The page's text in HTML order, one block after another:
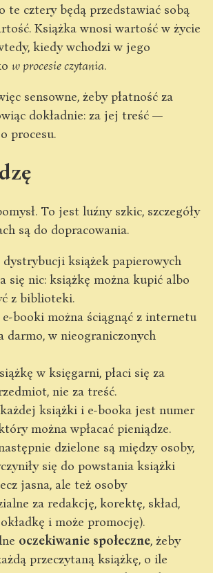
te cztery będą przedstawiać sobą
Książka wnosi wartość w życie
kiedy wchodzi w jego
w procesie czytania.
sensowne, żeby płatność za
dokładnie: za jej treść —
procesu.
To jest luźny szkic, szczegóły
są do dopracowania.
książek papierowych
się nic: książkę można kupić albo
z biblioteki.
booki można ściągnąć z internetu
darmo, w nieograniczonych
w księgarni, płaci się za
nie za treść.
książki i e-booka jest numer
można wpłacać pieniądze.
dzielone są między osoby,
się do powstania książki
jasna, ale też osoby
za redakcję, korektę, skład,
i może promocję).
oczekiwanie społeczne, żeby
przeczytaną książkę, o ile